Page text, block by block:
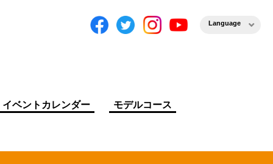
イベントカレンダー モデルコース
Language